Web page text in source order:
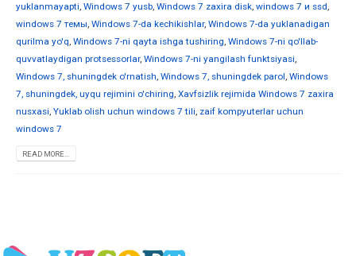
yuklanmayapti, Windows 7 yusb, Windows 7 zaxira disk, windows 7 и ssd,
windows 7 темы, Windows 7-da kechikishlar, Windows 7-da yuklanadigan
qurilma yo'q, Windows 7-ni qayta ishga tushiring, Windows 7-ni qo'llab-
quvvatlaydigan protsessorlar, Windows 7-ni yangilash funktsiyasi,
Windows 7, shuningdek o'rnatish, Windows 7, shuningdek parol, Windows
7, shuningdek, uyqu rejimini o'chiring, Xavfsizlik rejimida Windows 7 zaxira
nusxasi, Yuklab olish uchun windows 7 tili, zaif kompyuterlar uchun
windows 7
READ MORE...